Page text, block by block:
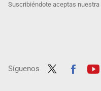
Suscribiéndote aceptas nuestra
Síguenos